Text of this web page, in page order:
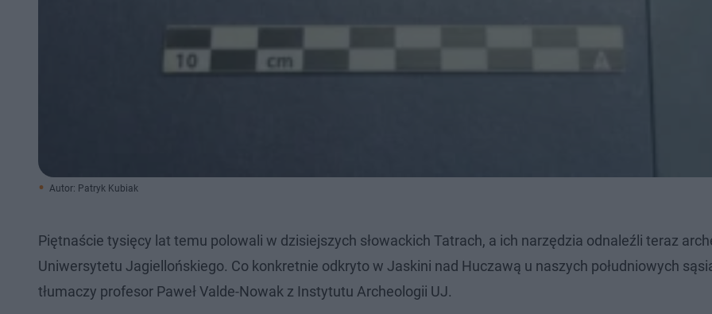
Autor: Patryk Kubiak
Piętnaście tysięcy lat temu polowali w dzisiejszych słowackich Tatrach, a ich narzędzia odnaleźli teraz
Uniwersytetu Jagiellońskiego. Co konkretnie odkryto w Jaskini nad Huczawą u naszych południowych
tłumaczy profesor Paweł Valde-Nowak z Instytutu Archeologii UJ.